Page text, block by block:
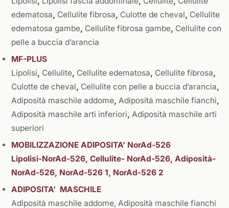
edematosa, Cellulite fibrosa, Culotte de cheval, Cellulite
edematosa gambe, Cellulite fibrosa gambe, Cellulite con
pelle a buccia d’arancia
MF-PLUS
Lipolisi, Cellulite, Cellulite edematosa, Cellulite fibrosa,
Culotte de cheval, Cellulite con pelle a buccia d’arancia,
Adiposità maschile addome, Adiposità maschile fianchi,
Adiposità maschile arti inferiori, Adiposità maschile arti
superiori
MOBILIZZAZIONE ADIPOSITA’ NorAd-526
Lipolisi-NorAd-526, Cellulite- NorAd-526, Adiposità-
NorAd-526, NorAd-526 1, NorAd-526 2
ADIPOSITA’ MASCHILE
Adiposità maschile addome, Adiposità maschile fianchi